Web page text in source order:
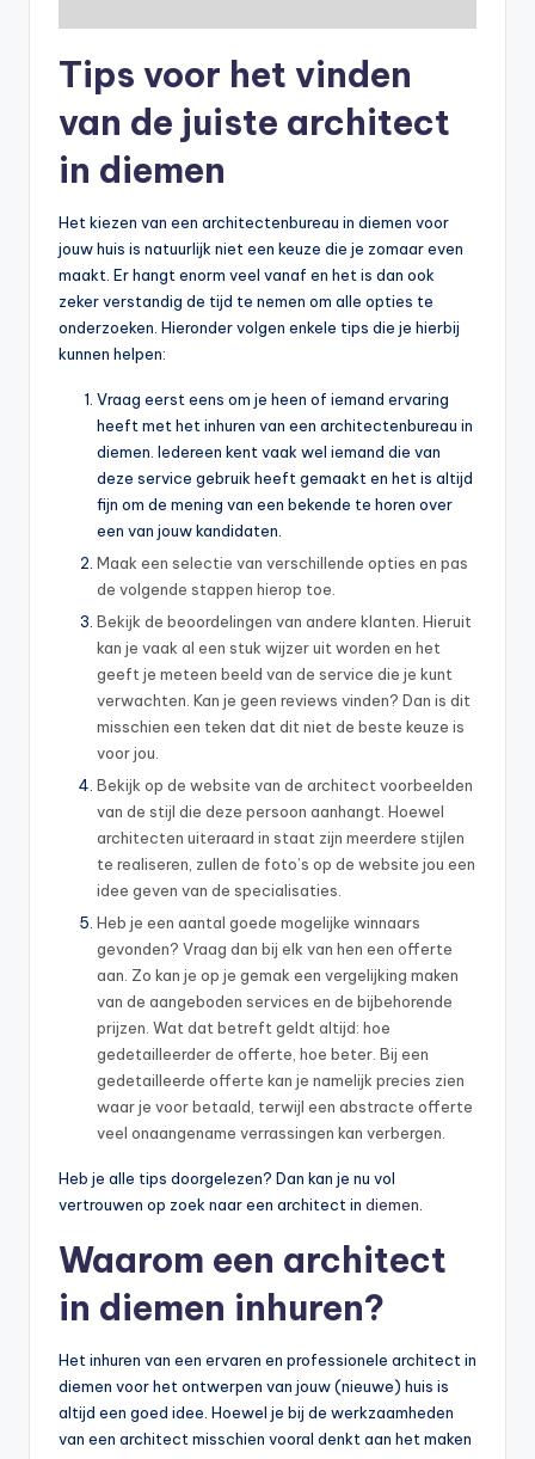
Tips voor het vinden
van de juiste architect
in diemen
Het kiezen van een architectenbureau in diemen voor
jouw huis is natuurlijk niet een keuze die je zomaar even
maakt. Er hangt enorm veel vanaf en het is dan ook
zeker verstandig de tijd te nemen om alle opties te
onderzoeken. Hieronder volgen enkele tips die je hierbij
kunnen helpen:
Vraag eerst eens om je heen of iemand ervaring
heeft met het inhuren van een architectenbureau in
diemen. Iedereen kent vaak wel iemand die van
deze service gebruik heeft gemaakt en het is altijd
fijn om de mening van een bekende te horen over
een van jouw kandidaten.
Maak een selectie van verschillende opties en pas
de volgende stappen hierop toe.
Bekijk de beoordelingen van andere klanten. Hieruit
kan je vaak al een stuk wijzer uit worden en het
geeft je meteen beeld van de service die je kunt
verwachten. Kan je geen reviews vinden? Dan is dit
misschien een teken dat dit niet de beste keuze is
voor jou.
Bekijk op de website van de architect voorbeelden
van de stijl die deze persoon aanhangt. Hoewel
architecten uiteraard in staat zijn meerdere stijlen
te realiseren, zullen de foto’s op de website jou een
idee geven van de specialisaties.
Heb je een aantal goede mogelijke winnaars
gevonden? Vraag dan bij elk van hen een offerte
aan. Zo kan je op je gemak een vergelijking maken
van de aangeboden services en de bijbehorende
prijzen. Wat dat betreft geldt altijd: hoe
gedetailleerder de offerte, hoe beter. Bij een
gedetailleerde offerte kan je namelijk precies zien
waar je voor betaald, terwijl een abstracte offerte
veel onaangename verrassingen kan verbergen.
Heb je alle tips doorgelezen? Dan kan je nu vol
vertrouwen op zoek naar een architect in diemen.
Waarom een architect
in diemen inhuren?
Het inhuren van een ervaren en professionele architect in
diemen voor het ontwerpen van jouw (nieuwe) huis is
altijd een goed idee. Hoewel je bij de werkzaamheden
van een architect misschien vooral denkt aan het maken